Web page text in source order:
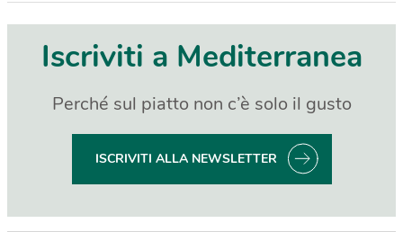
Iscriviti a Mediterranea
Perché sul piatto non c’è solo il gusto
ISCRIVITI ALLA NEWSLETTER